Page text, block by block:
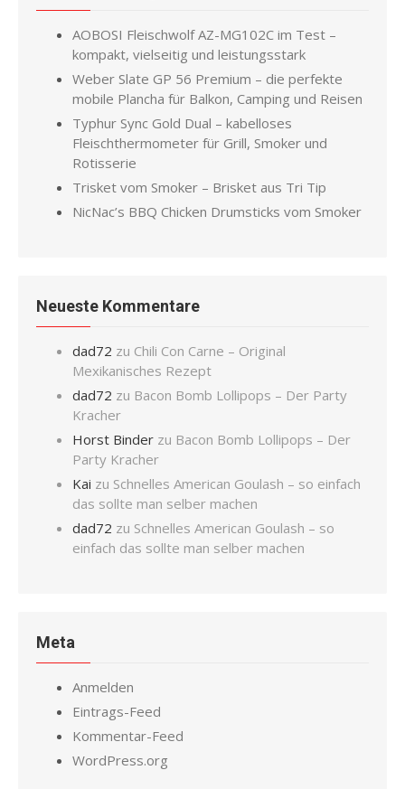
AOBOSI Fleischwolf AZ-MG102C im Test –
kompakt, vielseitig und leistungsstark
Weber Slate GP 56 Premium – die perfekte
mobile Plancha für Balkon, Camping und Reisen
Typhur Sync Gold Dual – kabelloses
Fleischthermometer für Grill, Smoker und
Rotisserie
Trisket vom Smoker – Brisket aus Tri Tip
NicNac’s BBQ Chicken Drumsticks vom Smoker
Neueste Kommentare
dad72 zu Chili Con Carne – Original
Mexikanisches Rezept
dad72 zu Bacon Bomb Lollipops – Der Party
Kracher
Horst Binder zu Bacon Bomb Lollipops – Der
Party Kracher
Kai zu Schnelles American Goulash – so einfach
das sollte man selber machen
dad72 zu Schnelles American Goulash – so
einfach das sollte man selber machen
Meta
Anmelden
Eintrags-Feed
Kommentar-Feed
WordPress.org